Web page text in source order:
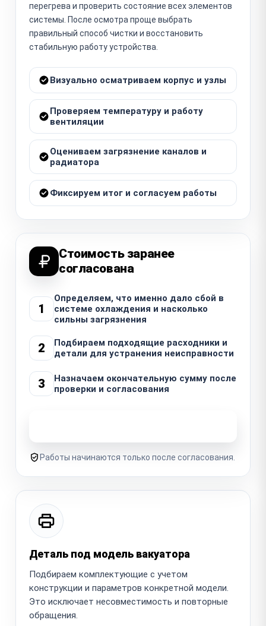
перегрева и проверить состояние всех элементов
системы. После осмотра проще выбрать
правильный способ чистки и восстановить
стабильную работу устройства.
Визуально осматриваем корпус и узлы
Проверяем температуру и работу
вентиляции
Оцениваем загрязнение каналов и
радиатора
Фиксируем итог и согласуем работы
Стоимость заранее
согласована
1
Определяем, что именно дало сбой в
системе охлаждения и насколько
сильны загрязнения
2
Подбираем подходящие расходники и
детали для устранения неисправности
3
Назначаем окончательную сумму после
проверки и согласования
Работы начинаются только после согласования.
Деталь под модель вакуатора
Подбираем комплектующие с учетом
конструкции и параметров конкретной модели.
Это исключает несовместимость и повторные
обращения.